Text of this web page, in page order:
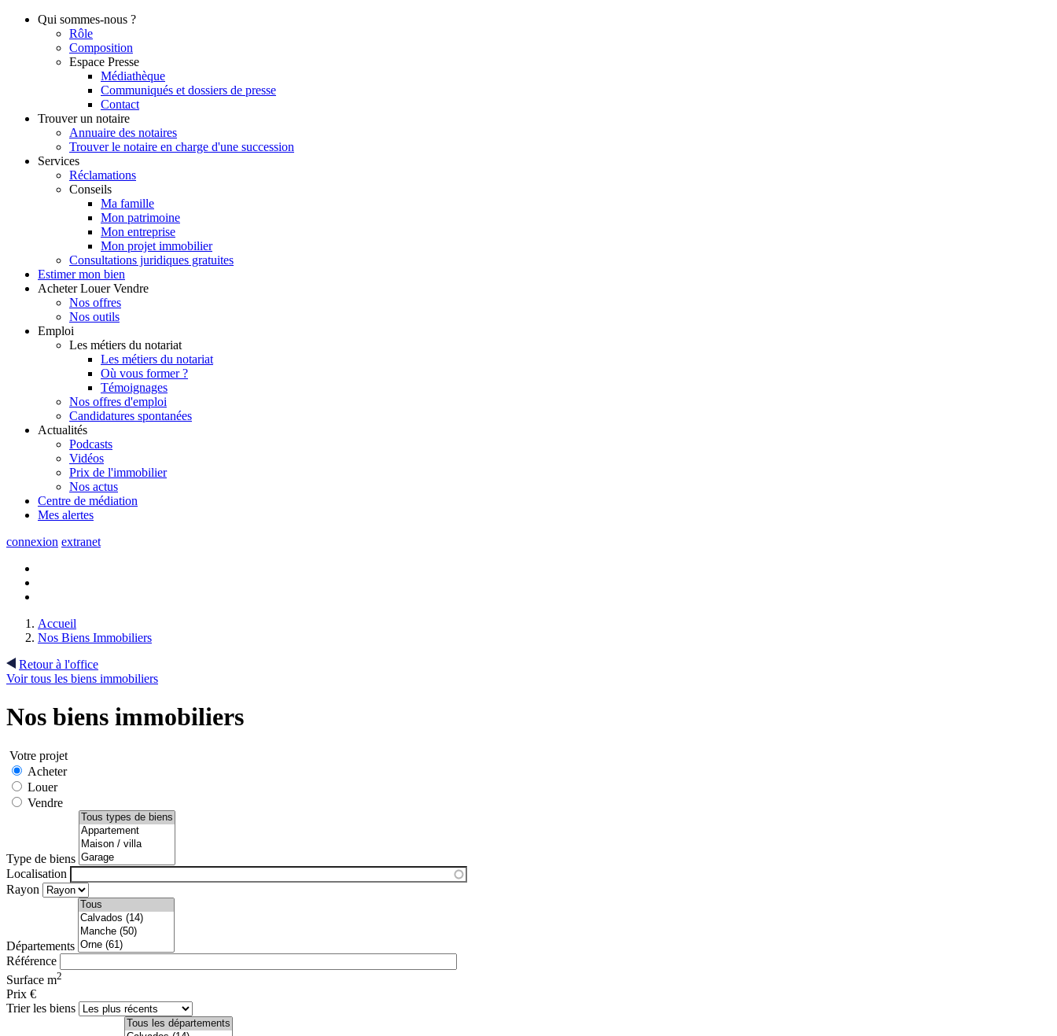
Qui sommes-nous ?
Rôle
Composition
Espace Presse
Médiathèque
Communiqués et dossiers de presse
Contact
Trouver un notaire
Annuaire des notaires
Trouver le notaire en charge d'une succession
Services
Réclamations
Conseils
Ma famille
Mon patrimoine
Mon entreprise
Mon projet immobilier
Consultations juridiques gratuites
Estimer mon bien
Acheter Louer Vendre
Nos offres
Nos outils
Emploi
Les métiers du notariat
Les métiers du notariat
Où vous former ?
Témoignages
Nos offres d'emploi
Candidatures spontanées
Actualités
Podcasts
Vidéos
Prix de l'immobilier
Nos actus
Centre de médiation
Mes alertes
connexion extranet
Accueil
Nos Biens Immobiliers
Retour à l'office
Voir tous les biens immobiliers
Nos biens immobiliers
Votre projet
Acheter
Louer
Vendre
Type de biens
Localisation
Rayon
Départements
Référence
Surface m2
Prix €
Trier les biens